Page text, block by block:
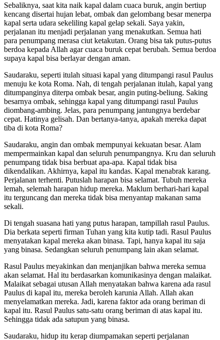
Sebaliknya, saat kita naik kapal dalam cuaca buruk, angin bertiup
kencang disertai hujan lebat, ombak dan gelombang besar menerpa
kapal serta udara sekeliling kapal gelap sekali. Saya yakin,
perjalanan itu menjadi perjalanan yang menakutkan. Semua hati
para penumpang merasa ciut ketakutan. Orang bisa tak putus-putus
berdoa kepada Allah agar cuaca buruk cepat berubah. Semua berdoa
supaya kapal bisa berlayar dengan aman.
Saudaraku, seperti itulah situasi kapal yang ditumpangi rasul Paulus
menuju ke kota Roma. Nah, di tengah perjalanan itulah, kapal yang
ditumpanginya diterpa ombak besar, angin puting-beliung. Saking
besarnya ombak, sehingga kapal yang ditumpangi rasul Paulus
diombang-ambing. Jelas, para penumpang jantungnya berdebar
cepat. Hatinya gelisah. Dan bertanya-tanya, apakah mereka dapat
tiba di kota Roma?
Saudaraku, angin dan ombak mempunyai kekuatan besar. Alam
mempermainkan kapal dan seluruh penumpangnya. Kru dan seluruh
penumpang tidak bisa berbuat apa-apa. Kapal tidak bisa
dikendalikan. Akhirnya, kapal itu kandas. Kapal menabrak karang.
Perjalanan terhenti. Putuslah harapan bisa selamat. Tubuh mereka
lemah, selemah harapan hidup mereka. Maklum berhari-hari kapal
itu terguncang dan mereka tidak bisa menyantap makanan sama
sekali.
Di tengah suasana hati yang putus harapan, tampillah rasul Paulus.
Dia berkata seperti firman Tuhan yang kita kutip tadi. Rasul Paulus
menyatakan kapal mereka akan binasa. Tapi, hanya kapal itu saja
yang binasa. Sedangkan seluruh penumpang lain akan selamat.
Rasul Paulus meyakinkan dan menjanjikan bahwa mereka semua
akan selamat. Hal itu berdasarkan komunikasinya dengan malaikat.
Malaikat sebagai utusan Allah menyatakan bahwa karena ada rasul
Paulus di kapal itu, mereka beroleh karunia Allah. Allah akan
menyelamatkan mereka. Jadi, karena faktor ada orang beriman di
kapal itu. Rasul Paulus satu-satu orang beriman di atas kapal itu.
Sehingga tidak ada satupun yang binasa.
Saudaraku, hidup itu kerap diumpamakan seperti perjalanan